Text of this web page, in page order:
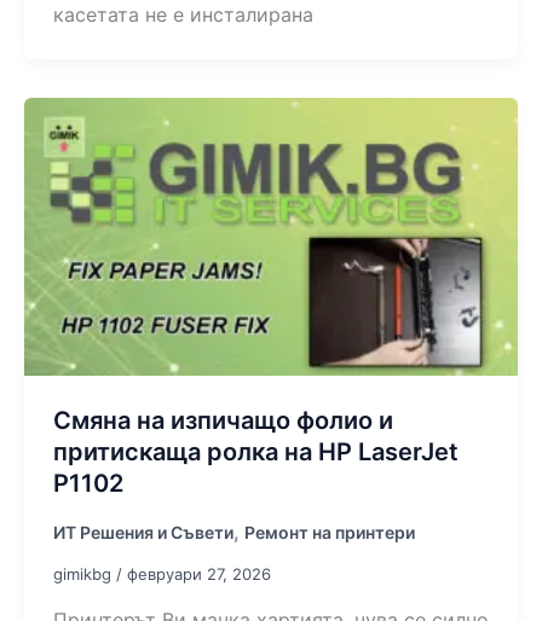
касетата не е инсталирана
Смяна на изпичащо фолио и
притискаща ролка на HP LaserJet
P1102
ИТ Решения и Съвети, Ремонт на принтери
gimikbg / февруари 27, 2026